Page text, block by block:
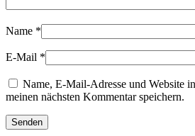
Name *
E-Mail *
Name, E-Mail-Adresse und Website
meinen nächsten Kommentar speichern.